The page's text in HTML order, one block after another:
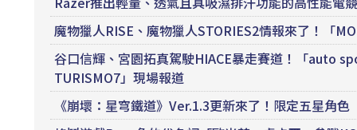
魔物獵人RISE、魔物獵人STORIES2情報來了！「
谷口信輝、宮園拓真駕駛HIACE暴走賽道！「auto
TURISMO7」現場報道
《崩壞：星穹鐵道》Ver.1.3更新來了！限定五星角